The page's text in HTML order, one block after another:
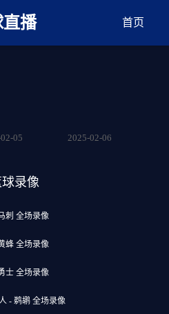
直播 首页
05 2025-02-06
录像
刺 全场录像
蜂 全场录像
士 全场录像
- 鹈鹕 全场录像